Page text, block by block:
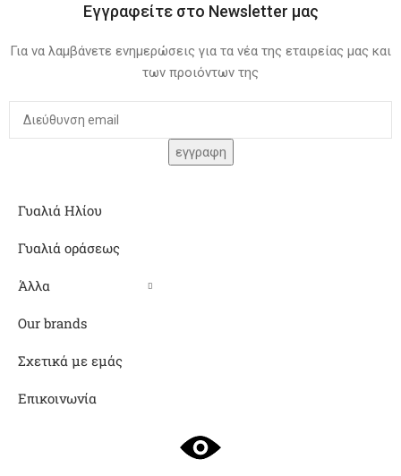
Εγγραφείτε στο Newsletter μας
Για να λαμβάνετε ενημερώσεις για τα νέα της εταιρείας μας και
των προιόντων της
Γυαλιά Ηλίου
Γυαλιά οράσεως
Άλλα
Our brands
Σχετικά με εμάς
Επικοινωνία